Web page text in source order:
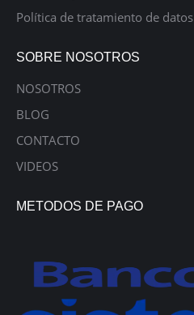
Política de tratamiento de datos
SOBRE NOSOTROS
NOSOTROS
BLOG
CONTACTO
VIDEOS
METODOS DE PAGO